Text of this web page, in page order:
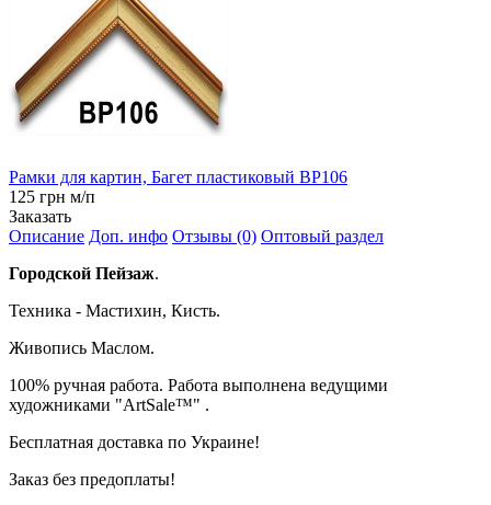
Рамки для картин, Багет пластиковый BP106
125 грн м/п
Заказать
Описание Доп. инфо Отзывы (0) Оптовый раздел
Городской Пейзаж.
Техника - Мастихин, Кисть.
Живопись Маслом.
100% ручная работа. Работа выполнена ведущими
художниками "ArtSale™" .
Бесплатная доставка по Украине!
Заказ без предоплаты!